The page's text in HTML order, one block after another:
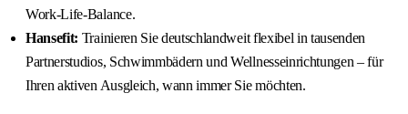
Work-Life-Balance.
Hansefit: Trainieren Sie deutschlandweit flexibel in tausenden
Partnerstudios, Schwimmbädern und Wellnesseinrichtungen – für
Ihren aktiven Ausgleich, wann immer Sie möchten.